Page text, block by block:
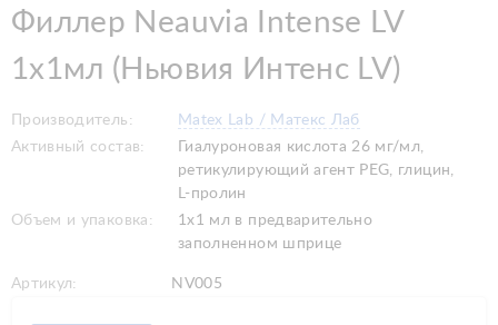
Филлер Neauvia Intense LV
1x1мл (Ньювия Интенс LV)
Производитель:
Matex Lab / Матекс Лаб
Активный состав:
Гиалуроновая кислота 26 мг/мл,
ретикулирующий агент PEG, глицин,
L-пролин
Объем и упаковка:
1x1 мл в предварительно
заполненном шприце
Артикул: NV005